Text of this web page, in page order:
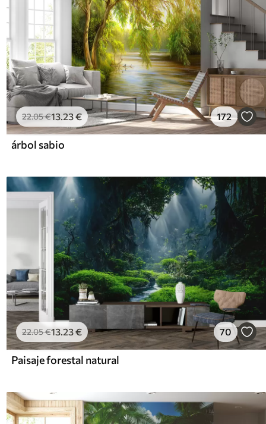
22.05€13.23€ 172
árbol sabio
22.05€13.23€ 70
Paisaje forestal natural